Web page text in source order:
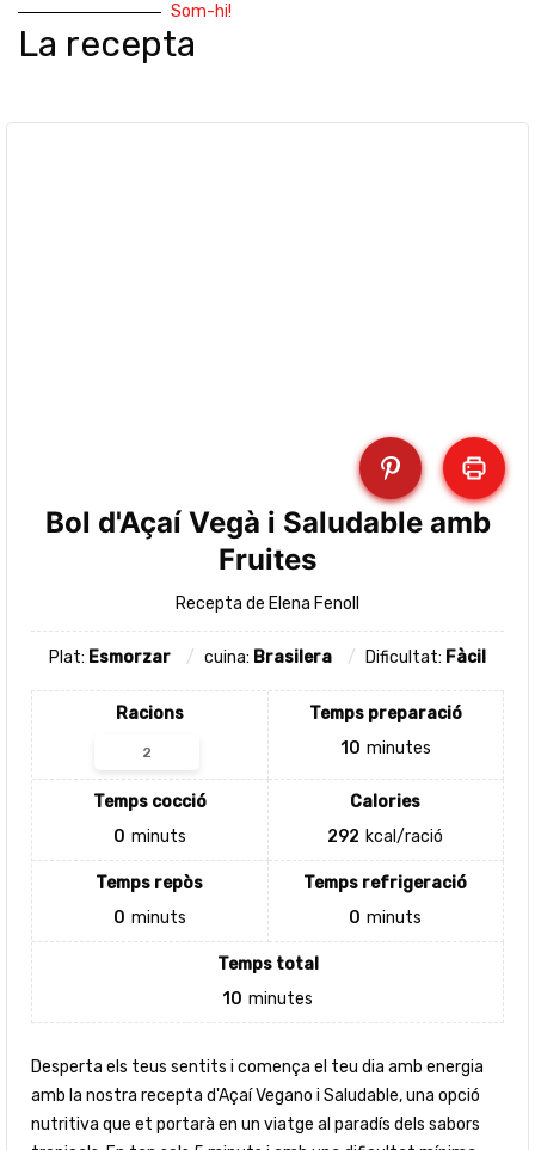
Som-hi!
La recepta
Bol d'Açaí Vegà i Saludable amb
Fruites
Recepta de Elena Fenoll
Plat: Esmorzar cuina: Brasilera Dificultat: Fàcil
Racions
Temps preparació
10 minutes
Temps cocció
0 minuts
Calories
292 kcal/ració
Temps repòs
0 minuts
Temps refrigeració
0 minuts
Temps total
10 minutes
Desperta els teus sentits i comença el teu dia amb energia
amb la nostra recepta d'Açaí Vegano i Saludable, una opció
nutritiva que et portarà en un viatge al paradís dels sabors